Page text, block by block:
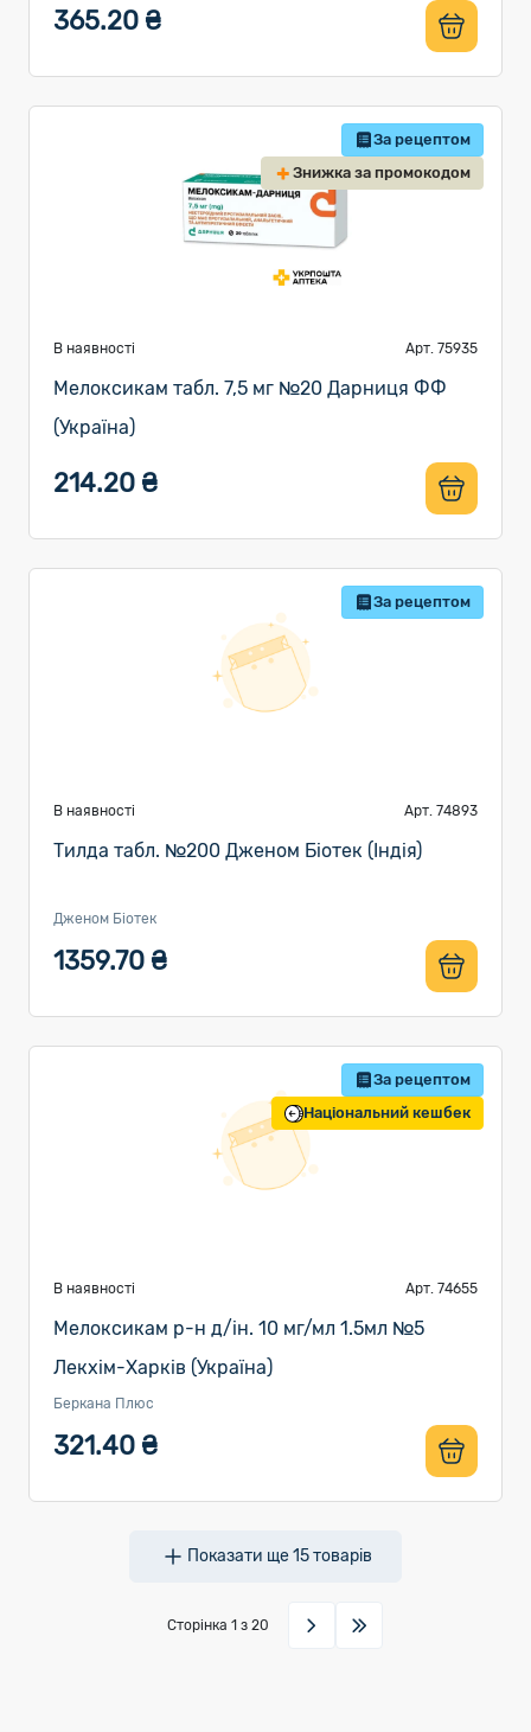
365.20 ₴
За рецептом
Знижка за промокодом
В наявності Арт. 75935
Мелоксикам табл. 7,5 мг №20 Дарниця ФФ
(Україна)
214.20 ₴
За рецептом
В наявності Арт. 74893
Тилда табл. №200 Дженом Біотек (Індія)
Дженом Біотек
1359.70 ₴
За рецептом
Національний кешбек
В наявності Арт. 74655
Мелоксикам р-н д/ін. 10 мг/мл 1.5мл №5
Лекхім-Харків (Україна)
Беркана Плюс
321.40 ₴
Показати ще15товарів
Сторінка 1 з 20